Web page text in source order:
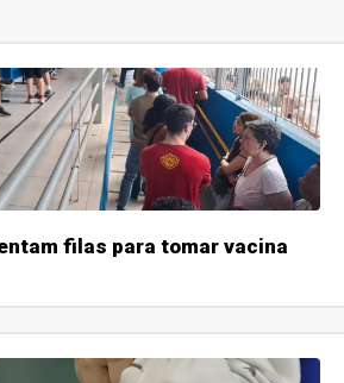
filas para tomar vacina